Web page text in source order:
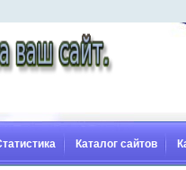
Каталог сайтов